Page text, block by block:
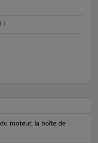
moteur, la boîte de